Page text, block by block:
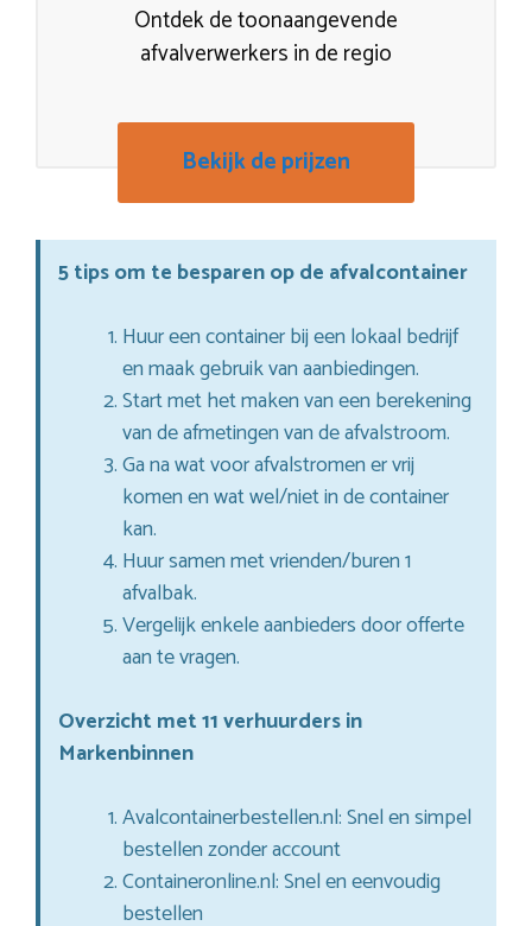
Ontdek de toonaangevende
afvalverwerkers in de regio
Bekijk de prijzen
5 tips om te besparen op de afvalcontainer
Huur een container bij een lokaal bedrijf
en maak gebruik van aanbiedingen.
Start met het maken van een berekening
van de afmetingen van de afvalstroom.
Ga na wat voor afvalstromen er vrij
komen en wat wel/niet in de container
kan.
Huur samen met vrienden/buren 1
afvalbak.
Vergelijk enkele aanbieders door offerte
aan te vragen.
Overzicht met 11 verhuurders in
Markenbinnen
Avalcontainerbestellen.nl: Snel en simpel
bestellen zonder account
Containeronline.nl: Snel en eenvoudig
bestellen